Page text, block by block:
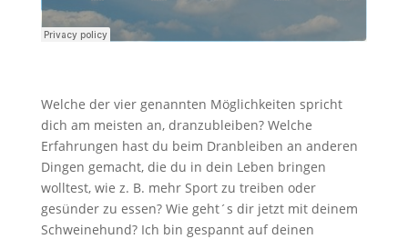
Welche der vier genannten Möglichkeiten spricht
dich am meisten an, dranzubleiben? Welche
Erfahrungen hast du beim Dranbleiben an anderen
Dingen gemacht, die du in dein Leben bringen
wolltest, wie z. B. mehr Sport zu treiben oder
gesünder zu essen? Wie geht´s dir jetzt mit deinem
Schweinehund? Ich bin gespannt auf deinen